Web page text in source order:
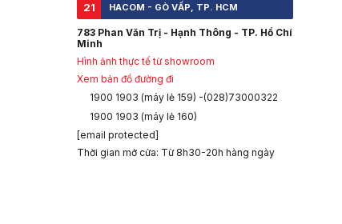
21 HACOM - GÒ VẤP, TP. HCM
783 Phan Văn Trị - Hạnh Thông - TP. Hồ Chí
Minh
Hình ảnh thực tế từ showroom
Xem bản đồ đường đi
1900 1903 (máy lẻ 159) -(028)73000322
1900 1903 (máy lẻ 160)
[email protected]
Thời gian mở cửa: Từ 8h30-20h hàng ngày